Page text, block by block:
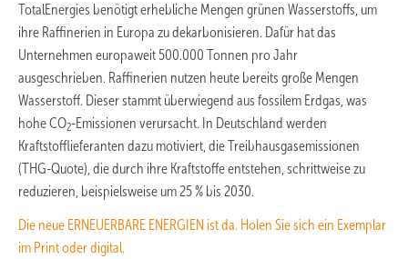
TotalEnergies benötigt erhebliche Mengen grünen Wasserstoffs, um
ihre Raffinerien in Europa zu dekarbonisieren. Dafür hat das
Unternehmen europaweit 500.000 Tonnen pro Jahr
ausgeschrieben. Raffinerien nutzen heute bereits große Mengen
Wasserstoff. Dieser stammt überwiegend aus fossilem Erdgas, was
hohe CO2-Emissionen verursacht. In Deutschland werden
Kraftstofflieferanten dazu motiviert, die Treibhausgasemissionen
(THG-Quote), die durch ihre Kraftstoffe entstehen, schrittweise zu
reduzieren, beispielsweise um 25 % bis 2030.
Die neue ERNEUERBARE ENERGIEN ist da. Holen Sie sich ein Exemplar
im Print oder digital.